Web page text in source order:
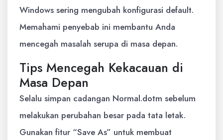
Windows sering mengubah konfigurasi default.
Memahami penyebab ini membantu Anda
mencegah masalah serupa di masa depan.
Tips Mencegah Kekacauan di
Masa Depan
Selalu simpan cadangan Normal.dotm sebelum
melakukan perubahan besar pada tata letak.
Gunakan fitur “Save As” untuk membuat